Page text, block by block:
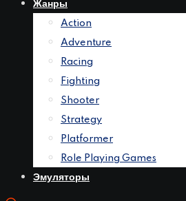
Жанры
Action
Adventure
Racing
Fighting
Shooter
Strategy
Platformer
Role Playing Games
Эмуляторы